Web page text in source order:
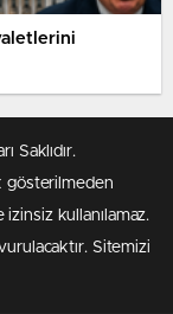
Saklıdır.
gösterilmeden
kullanılamaz.
Sitemizi